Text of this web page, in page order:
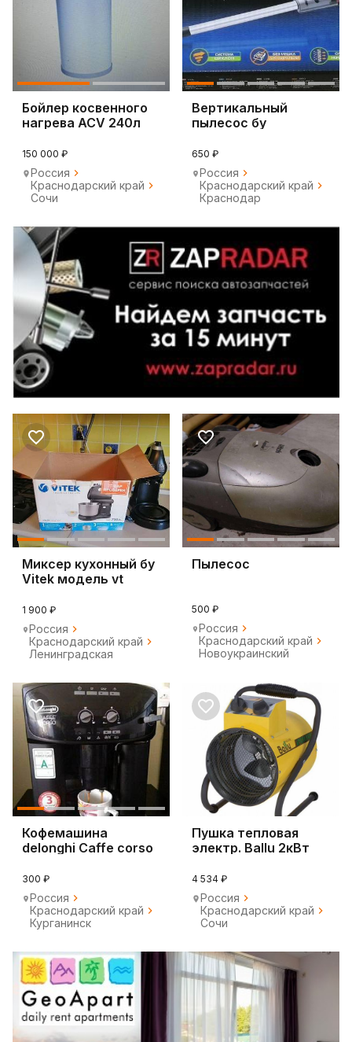
Бойлер косвенного
нагрева ACV 240л
150 000 ₽
Россия
Краснодарский край
Сочи
Вертикальный
пылесос бу
650 ₽
Россия
Краснодарский край
Краснодар
Миксер кухонный бу
Vitek модель vt
1 900 ₽
Россия
Краснодарский край
Ленинградская
Пылесос
500 ₽
Россия
Краснодарский край
Новоукраинский
Кофемашина
delonghi Caffe corso
300 ₽
Россия
Краснодарский край
Курганинск
Пушка тепловая
электр. Ballu 2кВт
4 534 ₽
Россия
Краснодарский край
Сочи